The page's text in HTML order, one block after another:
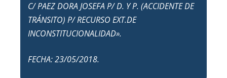
C/ PAEZ DORA JOSEFA P/ D. Y P. (ACCIDENTE DE
TRÁNSITO) P/ RECURSO EXT.DE
INCONSTITUCIONALIDAD».
FECHA: 23/05/2018.